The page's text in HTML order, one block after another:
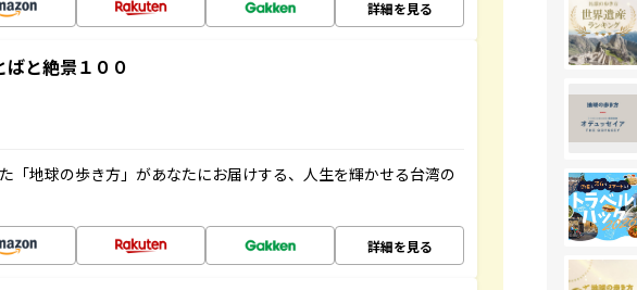
詳細を見る
と絶景１００
「地球の歩き方」があなたにお届けする、人生を輝かせる台湾の
詳細を見る